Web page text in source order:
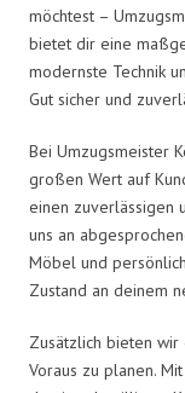
möchtest –
bietet dir eine
modernste Technik
Gut sicher und
Bei Umzugsmeister
großen Wert auf
einen zuverlässigen
uns an
Möbel und
Zustand an deinem
Zusätzlich bieten
Voraus zu planen.